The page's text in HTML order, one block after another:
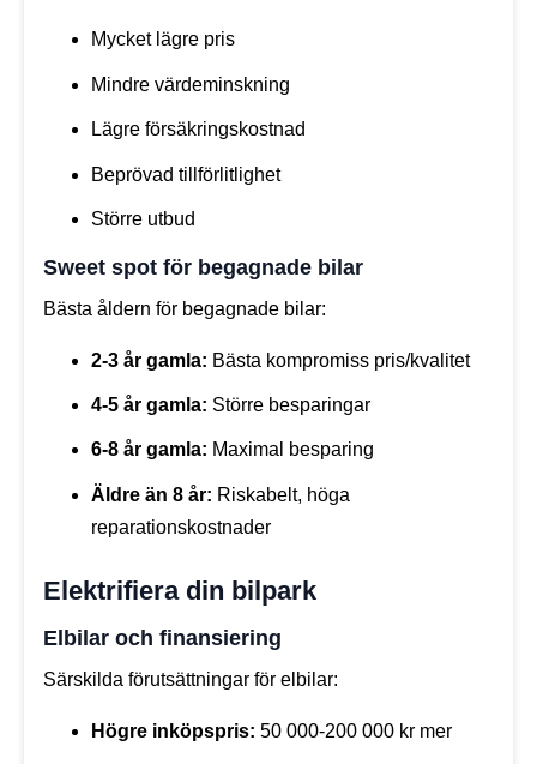
Mycket lägre pris
Mindre värdeminskning
Lägre försäkringskostnad
Beprövad tillförlitlighet
Större utbud
Sweet spot för begagnade bilar
Bästa åldern för begagnade bilar:
2-3 år gamla: Bästa kompromiss pris/kvalitet
4-5 år gamla: Större besparingar
6-8 år gamla: Maximal besparing
Äldre än 8 år: Riskabelt, höga
reparationskostnader
Elektrifiera din bilpark
Elbilar och finansiering
Särskilda förutsättningar för elbilar:
Högre inköpspris: 50 000-200 000 kr mer